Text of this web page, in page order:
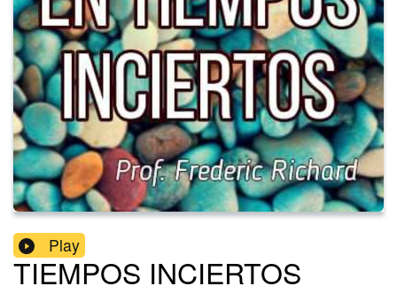
Play
TIEMPOS INCIERTOS